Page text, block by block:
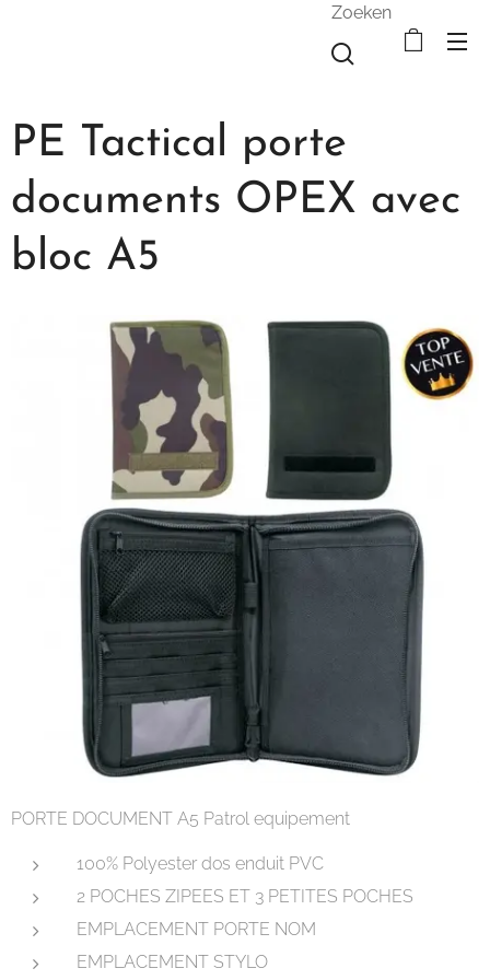
Zoeken
PE Tactical porte
documents OPEX avec
bloc A5
PORTE DOCUMENT A5 Patrol equipement
100% Polyester dos enduit PVC
2 POCHES ZIPEES ET 3 PETITES POCHES
EMPLACEMENT PORTE NOM
EMPLACEMENT STYLO